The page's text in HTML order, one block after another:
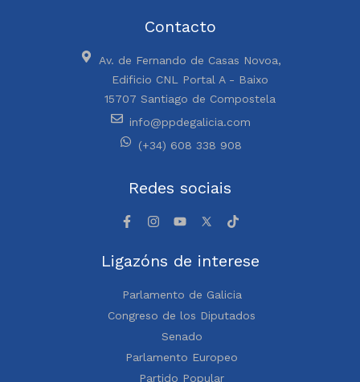
Contacto
Av. de Fernando de Casas Novoa,
Edificio CNL Portal A - Baixo
15707 Santiago de Compostela
info@ppdegalicia.com
(+34) 608 338 908
Redes sociais
Ligazóns de interese
Parlamento de Galicia
Congreso de los Diputados
Senado
Parlamento Europeo
Partido Popular